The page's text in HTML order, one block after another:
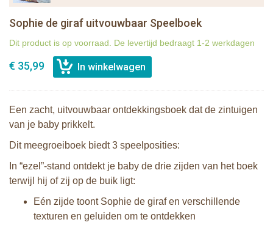
Sophie de giraf uitvouwbaar Speelboek
Dit product is op voorraad. De levertijd bedraagt 1-2 werkdagen
€ 35,99
Een zacht, uitvouwbaar ontdekkingsboek dat de zintuigen
van je baby prikkelt.
Dit meegroeiboek biedt 3 speelposities:
In “ezel”-stand ontdekt je baby de drie zijden van het boek
terwijl hij of zij op de buik ligt:
Eén zijde toont Sophie de giraf en verschillende
texturen en geluiden om te ontdekken